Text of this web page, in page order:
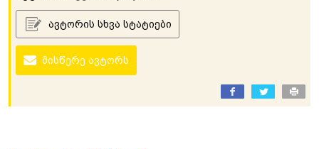
ავტორის სხვა სტატიები
მისწერე ავტორს